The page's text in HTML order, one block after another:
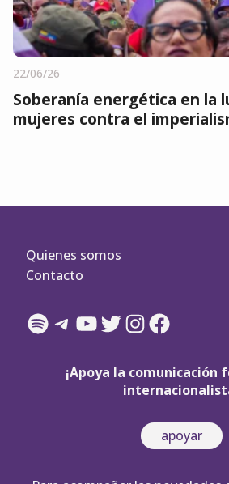
22/06/26
Soberanía energética en la
mujeres contra el
Quienes somos
Contacto
Spotify
Telegram
YouTube
Twitter
Instagram
Facebook
¡Apoya la comunicación
apoyar